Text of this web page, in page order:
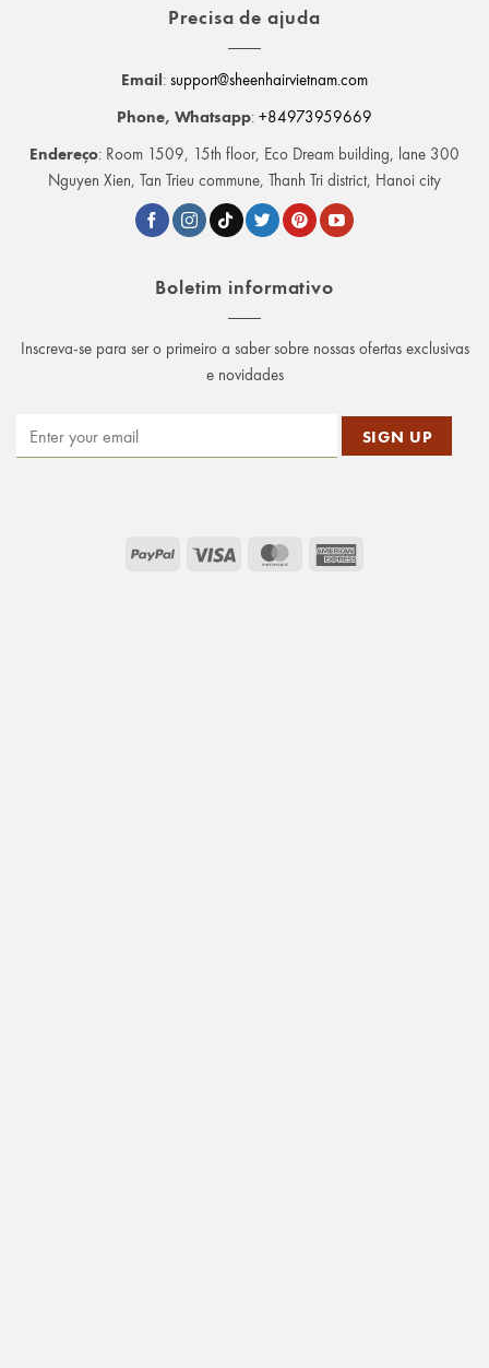
Precisa de ajuda
Email:support@sheenhairvietnam.com
Phone, Whatsapp:+84973959669
Endereço: Room 1509, 15th floor, Eco Dream building, lane 300
Nguyen Xien, Tan Trieu commune, Thanh Tri district, Hanoi city
Boletim informativo
Inscreva-se para ser o primeiro a saber sobre nossas ofertas exclusivas
e novidades
PayPal MasterCard